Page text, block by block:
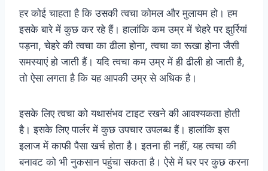
हर कोई चाहता है कि उसकी त्वचा कोमल और मुलायम हो। हम
इसके बारे में कुछ कर रहे हैं। हालांकि कम उम्र में चेहरे पर झुर्रियां
पड़ना, चेहरे की त्वचा का ढीला होना, त्वचा का रूखा होना जैसी
समस्याएं हो जाती हैं। यदि त्वचा कम उम्र में ही ढीली हो जाती है,
तो ऐसा लगता है कि यह आपकी उम्र से अधिक है।
इसके लिए त्वचा को यथासंभव टाइट रखने की आवश्यकता होती
है। इसके लिए पार्लर में कुछ उपचार उपलब्ध हैं। हालांकि इस
इलाज में काफी पैसा खर्च होता है। इतना ही नहीं, यह त्वचा की
बनावट को भी नुकसान पहुंचा सकता है। ऐसे में घर पर कुछ करना